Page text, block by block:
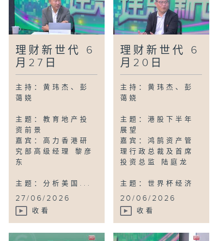
理财新世代 6
月27日
主持：黄玮杰、彭
蔼娆
主题：教育地产投
资前景
嘉宾：高力香港研
究部高级经理 黎彦
东
主题：分析美国...
27/06/2026
收看
理财新世代 6
月20日
主持：黄玮杰、彭
蔼娆
主题：港股下半年
展望
嘉宾：鸿鹄资产管
理行政总裁及首席
投资总监 陆庭龙
主题：世界杯经济
...
20/06/2026
收看